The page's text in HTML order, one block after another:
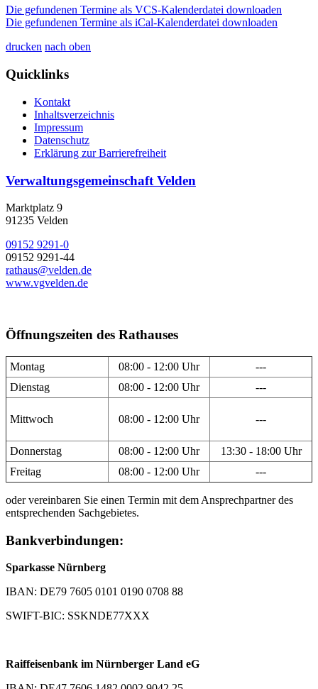
Die gefundenen Termine als VCS-Kalenderdatei downloaden
Die gefundenen Termine als iCal-Kalenderdatei downloaden
drucken nach oben
Quicklinks
Kontakt
Inhaltsverzeichnis
Impressum
Datenschutz
Erklärung zur Barrierefreiheit
Verwaltungsgemeinschaft Velden
Marktplatz 9
91235 Velden
09152 9291-0
09152 9291-44
rathaus@velden.de
www.vgvelden.de
Öffnungszeiten des Rathauses
Montag 08:00 - 12:00 Uhr
---
Dienstag
08:00 - 12:00 Uhr ---
Mittwoch 08:00 - 12:00 Uhr ---
Donnerstag 08:00 - 12:00 Uhr
13:30 - 18:00 Uhr
Freitag
08:00 - 12:00 Uhr ---
oder vereinbaren Sie einen Termin mit dem Ansprechpartner des
entsprechenden Sachgebietes.
Bankverbindungen:
Sparkasse Nürnberg
IBAN: DE79 7605 0101 0190 0708 88
SWIFT-BIC: SSKNDE77XXX
Raiffeisenbank im Nürnberger Land eG